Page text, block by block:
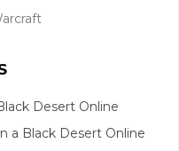
Desert Online
a Black Desert Online